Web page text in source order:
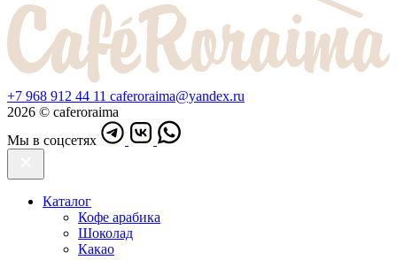
+7 968 912 44 11 caferoraima@yandex.ru
2026 © caferoraima
Мы в соцсетях
Каталог
Кофе арабика
Шоколад
Какао